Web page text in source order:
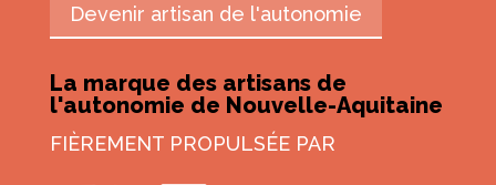
Devenir artisan de l'autonomie
La marque des artisans de
l'autonomie de Nouvelle-Aquitaine
FIÈREMENT PROPULSÉE PAR